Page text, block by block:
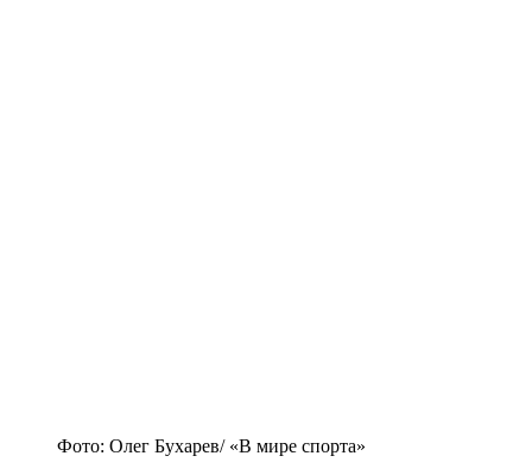
Фото: Олег Бухарев/ «В мире спорта»